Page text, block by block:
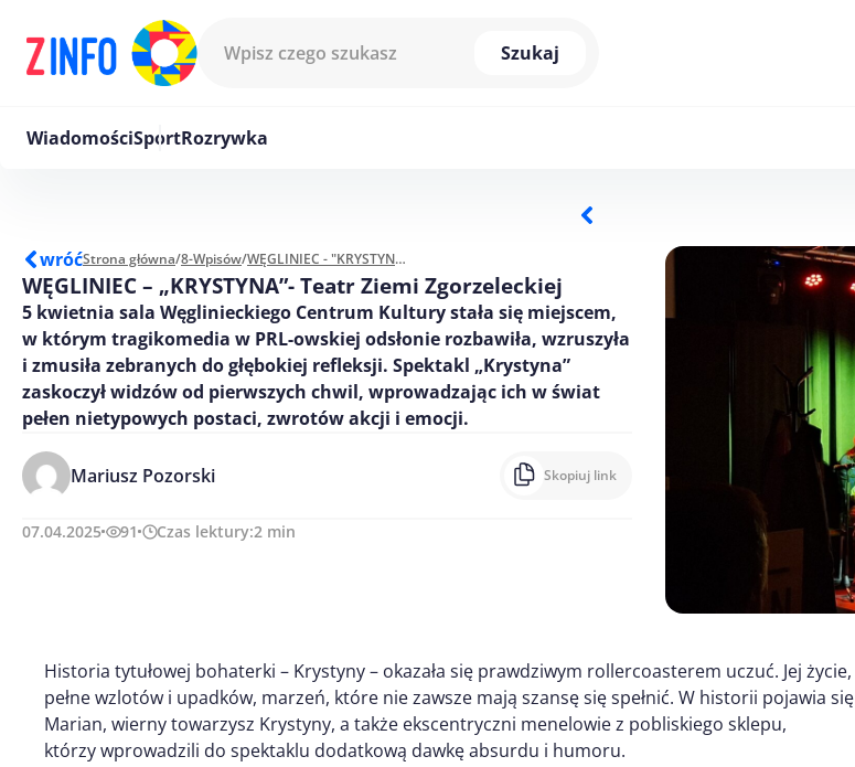
Szukaj
WiadomościSportRozrywka
wróćStrona główna/8-Wpisów/ WĘGLINIEC - "KRYSTYNA"- Teatr Ziemi Zgorzeleckiej
WĘGLINIEC – „KRYSTYNA”- Teatr Ziemi Zgorzeleckiej
5 kwietnia sala Węglinieckiego Centrum Kultury stała się miejscem,
w którym tragikomedia w PRL-owskiej odsłonie rozbawiła, wzruszyła
i zmusiła zebranych do głębokiej refleksji. Spektakl „Krystyna”
zaskoczył widzów od pierwszych chwil, wprowadzając ich w świat
pełen nietypowych postaci, zwrotów akcji i emocji.
Mariusz Pozorski Skopiuj link
07.04.2025 91 Czas lektury:2 min
Historia tytułowej bohaterki – Krystyny – okazała się prawdziwym rollercoasterem uczuć. Jej życie,
pełne wzlotów i upadków, marzeń, które nie zawsze mają szansę się spełnić. W historii pojawia się
Marian, wierny towarzysz Krystyny, a także ekscentryczni menelowie z pobliskiego sklepu,
którzy wprowadzili do spektaklu dodatkową dawkę absurdu i humoru.